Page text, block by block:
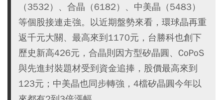
（3532）、合晶（6182）、中美晶（5483）
等個股接連走強。以近期盤勢來看，環球晶再重
返千元大關、最高來到1170元，台勝科也創下
歷史新高426元，合晶則因方型矽晶圓、CoPoS
與先進封裝題材受到資金追捧，股價最高來到
123元；中美晶也同步轉強，4檔矽晶圓今年以